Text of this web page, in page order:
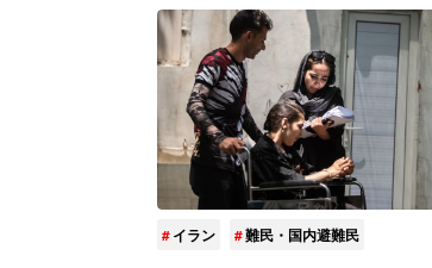
イラン 難民・国内避難民